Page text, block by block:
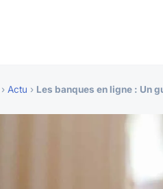
› Actu › Les banques en ligne : Un